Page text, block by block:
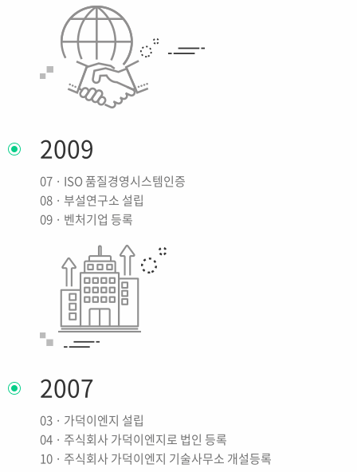
2009
07 · ISO 품질경영시스템인증
08 · 부설연구소 설립
09 · 벤처기업 등록
2007
03 · 가덕이엔지 설립
04 · 주식회사 가덕이엔지로 법인 등록
10 · 주식회사 가덕이엔지 기술사무소 개설등록